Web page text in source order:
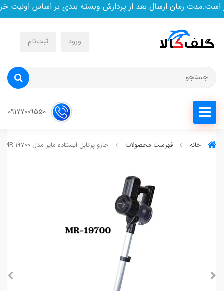
زمان ارسال بعد از پردازش وبسته بندی بر اساس اولیت
ورود ثبت‌نام
خانه فهرست محصولات جارو پرتابل ایستاده مایر مدل MR-19700